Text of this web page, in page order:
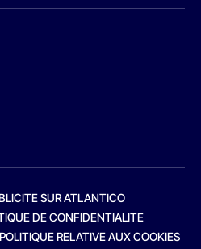
SUR ATLANTICO
DE CONFIDENTIALITE
POLITIQUE RELATIVE AUX COOKIES